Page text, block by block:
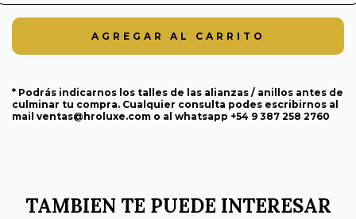
* Podrás indicarnos los talles de las alianzas / anillos antes de
culminar tu compra. Cualquier consulta podes escribirnos al
mail ventas@hroluxe.com o al whatsapp +54 9 387 258 2760
TAMBIEN TE PUEDE INTERESAR